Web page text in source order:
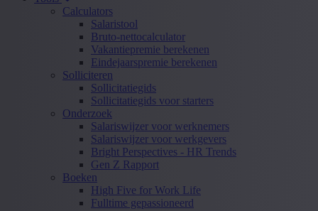
Calculators
Salaristool
Bruto-nettocalculator
Vakantiepremie berekenen
Eindejaarspremie berekenen
Solliciteren
Sollicitatiegids
Sollicitatiegids voor starters
Onderzoek
Salariswijzer voor werknemers
Salariswijzer voor werkgevers
Bright Perspectives - HR Trends
Gen Z Rapport
Boeken
High Five for Work Life
Fulltime gepassioneerd